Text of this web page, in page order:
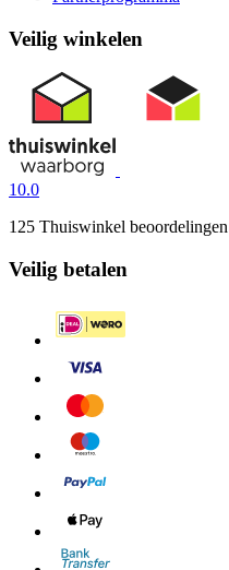
Veilig winkelen
10.0
125 Thuiswinkel beoordelingen
Veilig betalen